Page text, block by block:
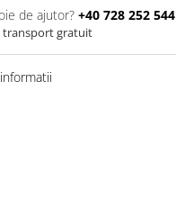
de ajutor? +40 728 252 544
transport gratuit